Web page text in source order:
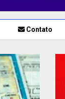
Contato